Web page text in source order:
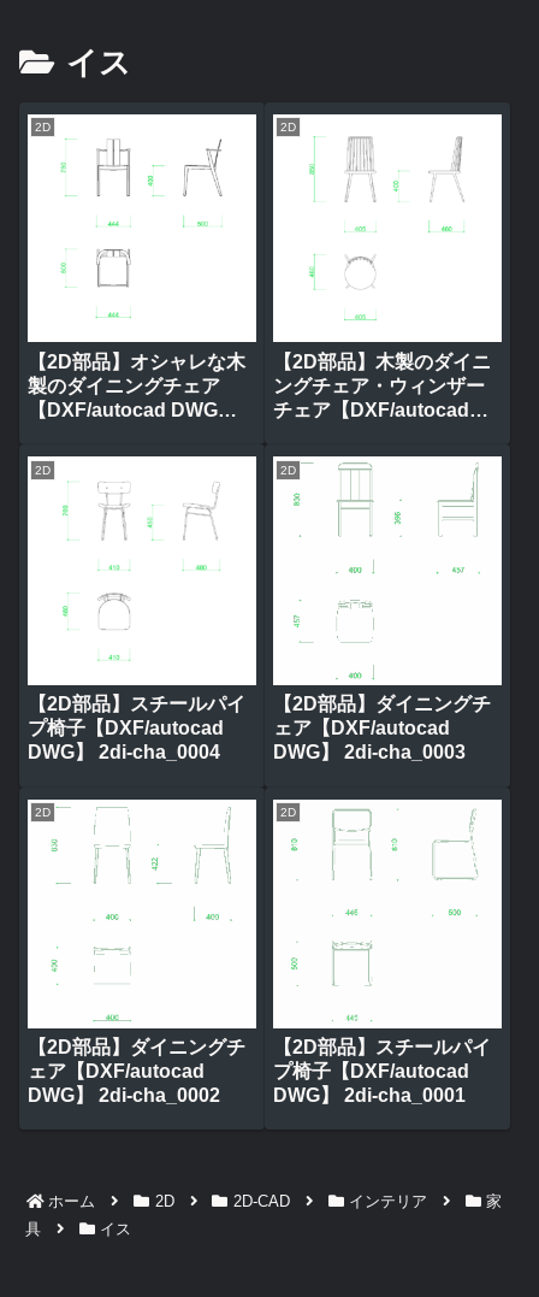
イス
2D
【2D部品】オシャレな木
製のダイニングチェア
【DXF/autocad DWG】
2D
【2D部品】木製のダイニ
ングチェア・ウィンザー
チェア【DXF/autocad
2D
【2D部品】スチールパイ
プ椅子【DXF/autocad
DWG】 2di-cha_0004
2D
【2D部品】ダイニングチ
ェア【DXF/autocad
DWG】 2di-cha_0003
2D
【2D部品】ダイニングチ
ェア【DXF/autocad
DWG】 2di-cha_0002
2D
【2D部品】スチールパイ
プ椅子【DXF/autocad
DWG】 2di-cha_0001
ホーム 2D 2D-CAD インテリア
家
具
イス